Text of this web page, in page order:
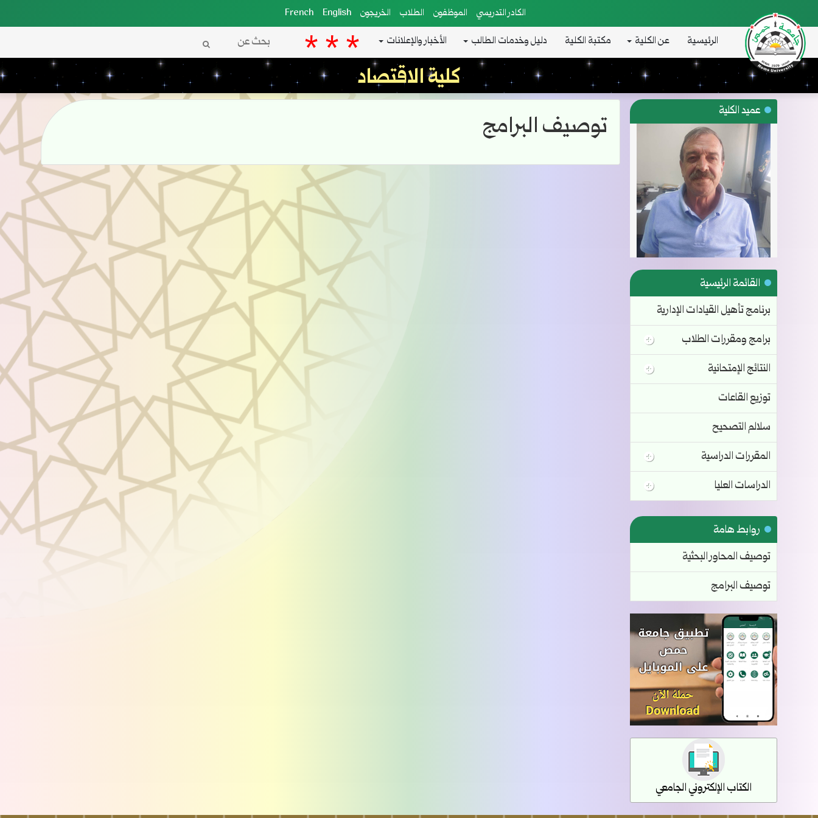
الكادر التدريسي الموظفون الطلاب الخريجون French English
الرئيسية عن الكلية مكتبة الكلية دليل وخدمات الطالب الأخبار والإعلانات بحث
عن كلية الاقتصاد
توصيف البرامج
عميد الكلية
القائمة الرئيسية
برنامج تأهيل القيادات الإدارية
برامج ومقررات الطلاب
النتائج الإمتحانية
توزيع القاعات
سلالم التصحيح
المقررات الدراسية
الدراسات العليا
روابط هامة
توصيف المحاور البحثية
توصيف البرامج
الكتاب الإلكتروني الجامعي